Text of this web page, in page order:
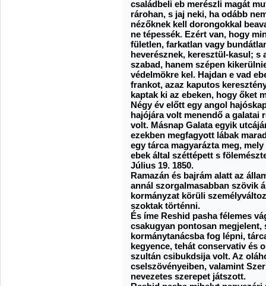
családbeli eb merészli magát
rárohan, s jaj neki, ha odább
nézőknek kell dorongokkal
ne tépessék. Ezért van, hogy
fületlen, farkatlan vagy
heverésznek, keresztül-kasul; s
szabad, hanem szépen
védelmökre kel. Hajdan e vad
frankot, azaz kaputos
kaptak ki az ebeken, hogy őket
Négy év előtt egy angol
hajójára volt menendő a galatai
volt. Másnap Galata egyik
ezekben megfagyott lábak
egy tárca magyarázta meg,
ebek által széttépett s
Július 19. 1850.
Ramazán és bajrám alatt az
annál szorgalmasabban szövik
kormányzat körüli
szoktak történni.
És íme Reshid pasha félemes
csakugyan pontosan megjelent,
kormánytanácsba fog lépni,
kegyence, tehát conservativ és
szultán csibukdsija volt. Az
cselszövényeiben, valamint
nevezetes szerepet játszott.